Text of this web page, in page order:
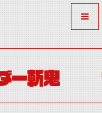
ー斬鬼